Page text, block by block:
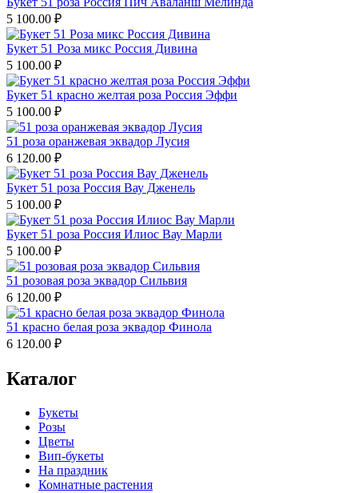
5 100.00 ₽
Букет 51 Роза микс Россия Дивина
5 100.00 ₽
Букет 51 красно желтая роза Россия Эффи
5 100.00 ₽
51 роза оранжевая эквадор Лусия
6 120.00 ₽
Букет 51 роза Россия Вау Дженель
5 100.00 ₽
Букет 51 роза Россия Илиос Вау Марли
5 100.00 ₽
51 розовая роза эквадор Сильвия
6 120.00 ₽
51 красно белая роза эквадор Финола
6 120.00 ₽
Каталог
Букеты
Розы
Цветы
Вип-букеты
На праздник
Комнатные растения